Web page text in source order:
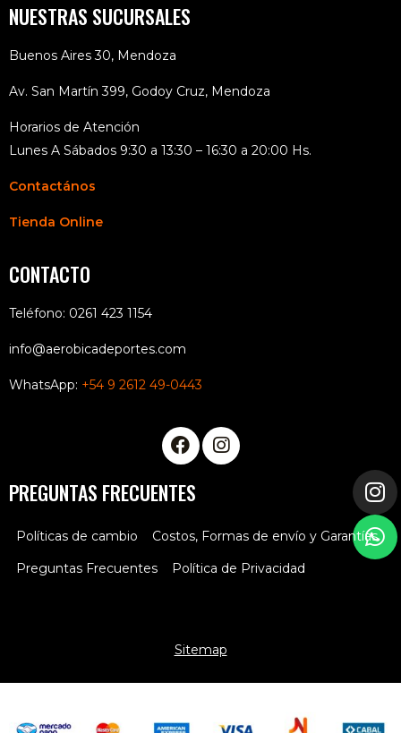
NUESTRAS SUCURSALES
Buenos Aires 30, Mendoza
Av. San Martín 399, Godoy Cruz, Mendoza
Horarios de Atención
Lunes A Sábados 9:30 a 13:30 – 16:30 a 20:00 Hs.
Contactános
Tienda Online
CONTACTO
Teléfono: 0261 423 1154
info@aerobicadeportes.com
WhatsApp: +54 9 2612 49-0443
PREGUNTAS FRECUENTES
Políticas de cambio
Costos, Formas de envío y Garantías
Preguntas Frecuentes
Política de Privacidad
Sitemap